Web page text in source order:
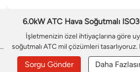
6.0kW ATC Hava Soğutmalı
İşletmenizin özel ihtiyaçlarına göre
soğutmalı ATC mil çözümleri tasarlıyoruz.
veya ortamınız su soğutmayı pratik
ve güvenilirliği en üst düzeye çıkarmak
Sorgu Gönder Daha